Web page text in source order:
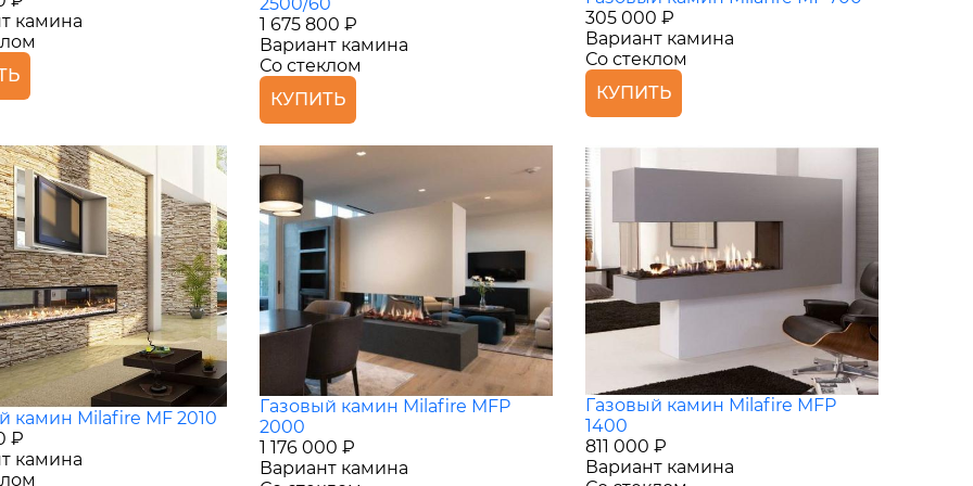
камина
2500/60
1 675 800 ₽
Вариант камина
Со стеклом
КУПИТЬ
305 000 ₽
Вариант камина
Со стеклом
КУПИТЬ
камин Milafire MF 2010
₽
камина
Газовый камин Milafire MFP
2000
1 176 000 ₽
Вариант камина
Газовый камин Milafire MFP
1400
811 000 ₽
Вариант камина